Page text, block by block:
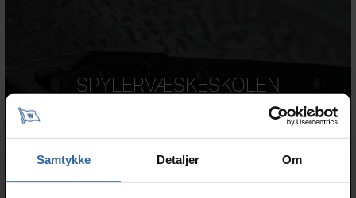
Samtykke Detaljer Om
SPYLERVÆSKESKOLEN
Du finner våre filmer fra spylervæskeskolen på vår
YouTube kanal